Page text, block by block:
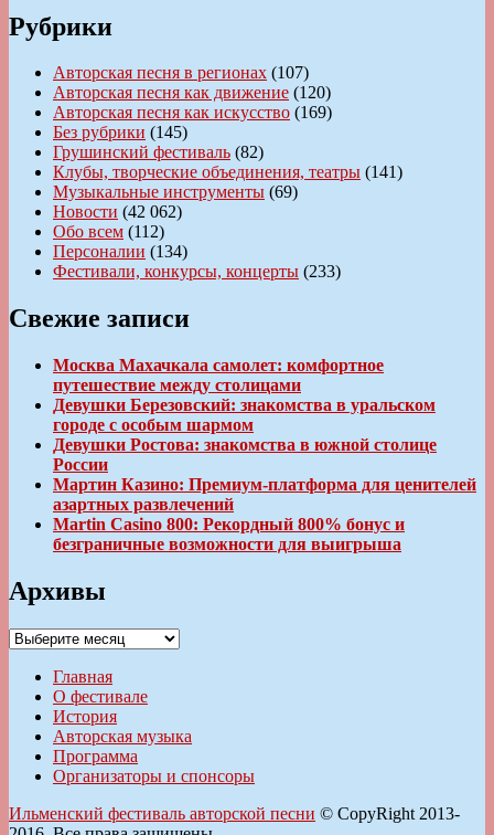
Рубрики
Авторская песня в регионах (107)
Авторская песня как движение (120)
Авторская песня как искусство (169)
Без рубрики (145)
Грушинский фестиваль (82)
Клубы, творческие объединения, театры (141)
Музыкальные инструменты (69)
Новости (42 062)
Обо всем (112)
Персоналии (134)
Фестивали, конкурсы, концерты (233)
Свежие записи
Москва Махачкала самолет: комфортное
путешествие между столицами
Девушки Березовский: знакомства в уральском
городе с особым шармом
Девушки Ростова: знакомства в южной столице
России
Мартин Казино: Премиум-платформа для ценителей
азартных развлечений
Martin Casino 800: Рекордный 800% бонус и
безграничные возможности для выигрыша
Архивы
Архивы
Главная
О фестивале
История
Авторская музыка
Программа
Организаторы и спонсоры
Ильменский фестиваль авторской песни © CopyRight 2013-